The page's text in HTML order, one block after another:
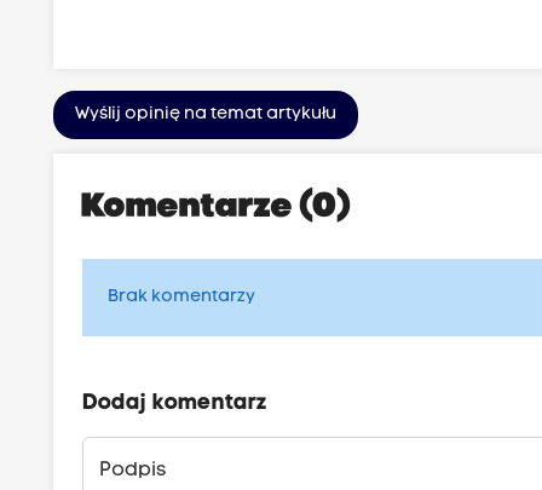
Wyślij opinię na temat artykułu
Komentarze (0)
Brak komentarzy
Dodaj komentarz
Podpis